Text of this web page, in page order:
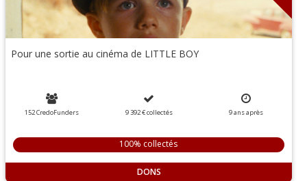
Pour une sortie au cinéma de LITTLE BOY
152 CredoFunders 9 392 €collectés 9ansaprès
100% collectés
DONS